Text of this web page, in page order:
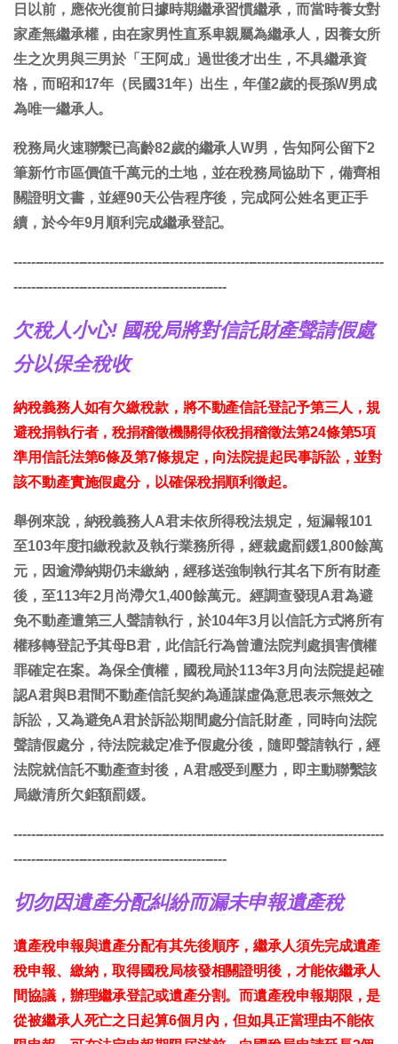
日以前，應依光復前日據時期繼承習慣繼承，而當時養女對
家產無繼承權，由在家男性直系卑親屬為繼承人，因養女所
生之次男與三男於「王阿成」過世後才出生，不具繼承資
格，而昭和17年（民國31年）出生，年僅2歲的長孫W男成
為唯一繼承人。
稅務局火速聯繫已高齡82歲的繼承人W男，告知阿公留下2
筆新竹市區價值千萬元的土地，並在稅務局協助下，備齊相
關證明文書，並經90天公告程序後，完成阿公姓名更正手
續，於今年9月順利完成繼承登記。
-------------------------------------------------------------------------------------
-------------------------------------------------
欠稅人小心! 國稅局將對信託財產聲請假處
分以保全稅收
納稅義務人如有欠繳稅款，將不動產信託登記予第三人，規
避稅捐執行者，稅捐稽徵機關得依稅捐稽徵法第24條第5項
準用信託法第6條及第7條規定，向法院提起民事訴訟，並對
該不動產實施假處分，以確保稅捐順利徵起。
舉例來說，納稅義務人A君未依所得稅法規定，短漏報101
至103年度扣繳稅款及執行業務所得，經裁處罰鍰1,800餘萬
元，因逾滯納期仍未繳納，經移送強制執行其名下所有財產
後，至113年2月尚滯欠1,400餘萬元。經調查發現A君為避
免不動產遭第三人聲請執行，於104年3月以信託方式將所有
權移轉登記予其母B君，此信託行為曾遭法院判處損害債權
罪確定在案。為保全債權，國稅局於113年3月向法院提起確
認A君與B君間不動產信託契約為通謀虛偽意思表示無效之
訴訟，又為避免A君於訴訟期間處分信託財產，同時向法院
聲請假處分，待法院裁定准予假處分後，隨即聲請執行，經
法院就信託不動產查封後，A君感受到壓力，即主動聯繫該
局繳清所欠鉅額罰鍰。
-------------------------------------------------------------------------------------
-------------------------------------------------
切勿因遺產分配糾紛而漏未申報遺產稅
遺產稅申報與遺產分配有其先後順序，繼承人須先完成遺產
稅申報、繳納，取得國稅局核發相關證明後，才能依繼承人
間協議，辦理繼承登記或遺產分割。而遺產稅申報期限，是
從被繼承人死亡之日起算6個月內，但如具正當理由不能依